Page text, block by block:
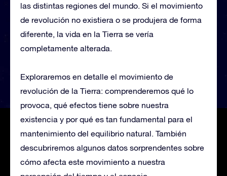
las distintas regiones del mundo. Si el movimiento
de revolución no existiera o se produjera de forma
diferente, la vida en la Tierra se vería
completamente alterada.
Exploraremos en detalle el movimiento de
revolución de la Tierra: comprenderemos qué lo
provoca, qué efectos tiene sobre nuestra
existencia y por qué es tan fundamental para el
mantenimiento del equilibrio natural. También
descubriremos algunos datos sorprendentes sobre
cómo afecta este movimiento a nuestra